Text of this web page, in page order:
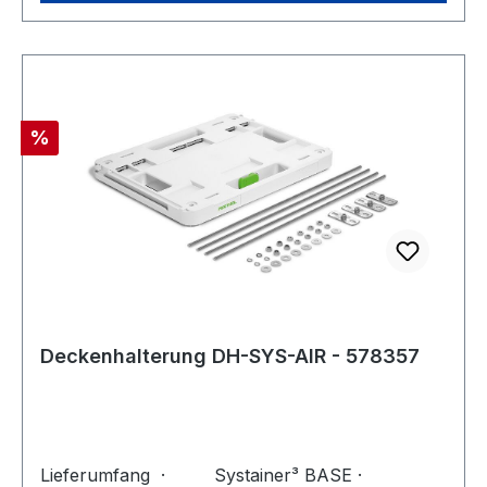
Rabatt
%
Deckenhalterung DH-SYS-AIR - 578357
Lieferumfang · Systainer³ BASE ·